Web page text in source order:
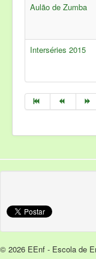
Aulão de Zumba
Interséries 2015
© 2026 EEnf - Escola de